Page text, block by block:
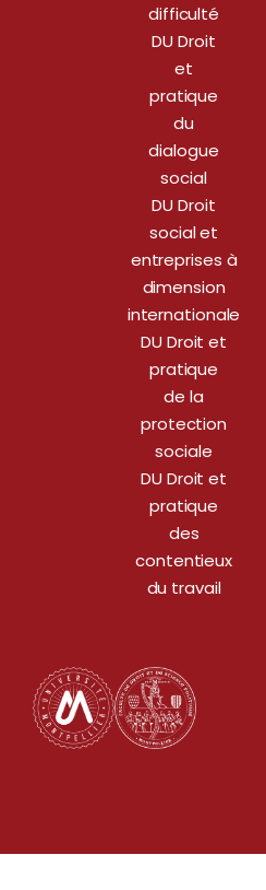
difficulté
DU Droit
et
pratique
du
dialogue
social
DU Droit
social et
entreprises à
dimension
internationale
DU Droit et
pratique
de la
protection
sociale
DU Droit et
pratique
des
contentieux
du travail